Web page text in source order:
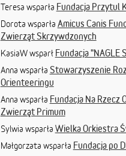
Teresa wsparła Fundacja Przytul
Dorota wsparła Amicus Canis
Zwierząt Skrzywdzonych
KasiaW wsparł Fundacja "NAGLE
Anna wsparła Stowarzyszenie
Orienteeringu
Anna wsparła Fundacja Na Rzecz
Zwierząt Primum
Sylwia wsparła Wielka Orkiestra
Małgorzata wsparła Fundacja po